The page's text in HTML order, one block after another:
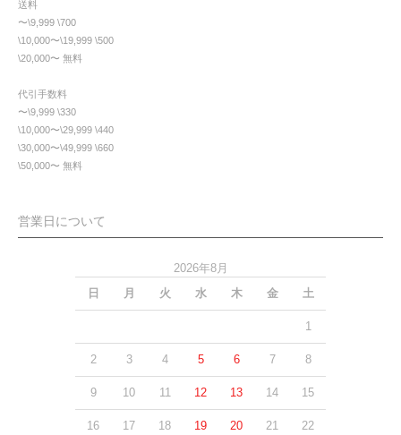
送料
〜\9,999 \700
\10,000〜\19,999 \500
\20,000〜 無料
代引手数料
〜\9,999 \330
\10,000〜\29,999 \440
\30,000〜\49,999 \660
\50,000〜 無料
営業日について
2026年8月
日
月 火 水 木 金 土
1
2 3 4 5 6 7 8
9 10 11 12 13 14 15
16 17 18 19 20 21 22